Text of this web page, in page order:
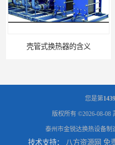
壳管式换热器的含义
您是第
版权所有 ©2026-08-08
泰州市金锐达换热设备制
技术支持： 八方资源网 免